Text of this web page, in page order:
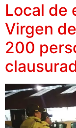
Local de
Virgen
200